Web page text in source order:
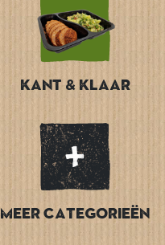
Kant & Klaar
Meer categorieën